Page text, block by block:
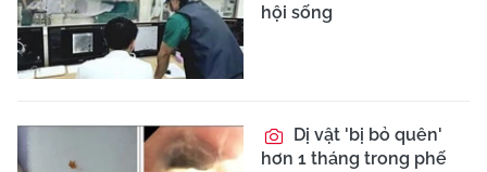
hội sống
Dị vật 'bị bỏ quên'
hơn 1 tháng trong phế